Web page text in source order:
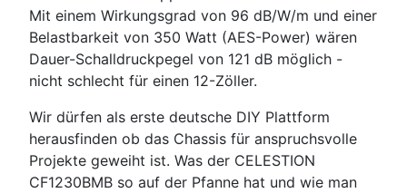
Mit einem Wirkungsgrad von 96 dB/W/m und einer
Belastbarkeit von 350 Watt (AES-Power) wären
Dauer-Schalldruckpegel von 121 dB möglich -
nicht schlecht für einen 12-Zöller.
Wir dürfen als erste deutsche DIY Plattform
herausfinden ob das Chassis für anspruchsvolle
Projekte geweiht ist. Was der CELESTION
CF1230BMB so auf der Pfanne hat und wie man